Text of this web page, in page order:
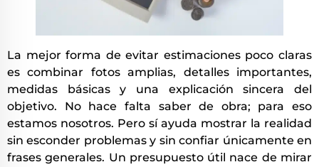
La mejor forma de evitar estimaciones poco claras
es combinar fotos amplias, detalles importantes,
medidas básicas y una explicación sincera del
objetivo. No hace falta saber de obra; para eso
estamos nosotros. Pero sí ayuda mostrar la realidad
sin esconder problemas y sin confiar únicamente en
frases generales. Un presupuesto útil nace de mirar